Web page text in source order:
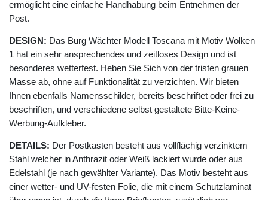
ermöglicht eine einfache Handhabung beim Entnehmen der
Post.
DESIGN: Das Burg Wächter Modell Toscana mit Motiv Wolken
1 hat ein sehr ansprechendes und zeitloses Design und ist
besonderes wetterfest. Heben Sie Sich von der tristen grauen
Masse ab, ohne auf Funktionalität zu verzichten. Wir bieten
Ihnen ebenfalls Namensschilder, bereits beschriftet oder frei zu
beschriften, und verschiedene selbst gestaltete Bitte-Keine-
Werbung-Aufkleber.
DETAILS: Der Postkasten besteht aus vollflächig verzinktem
Stahl welcher in Anthrazit oder Weiß lackiert wurde oder aus
Edelstahl (je nach gewählter Variante). Das Motiv besteht aus
einer wetter- und UV-festen Folie, die mit einem Schutzlaminat